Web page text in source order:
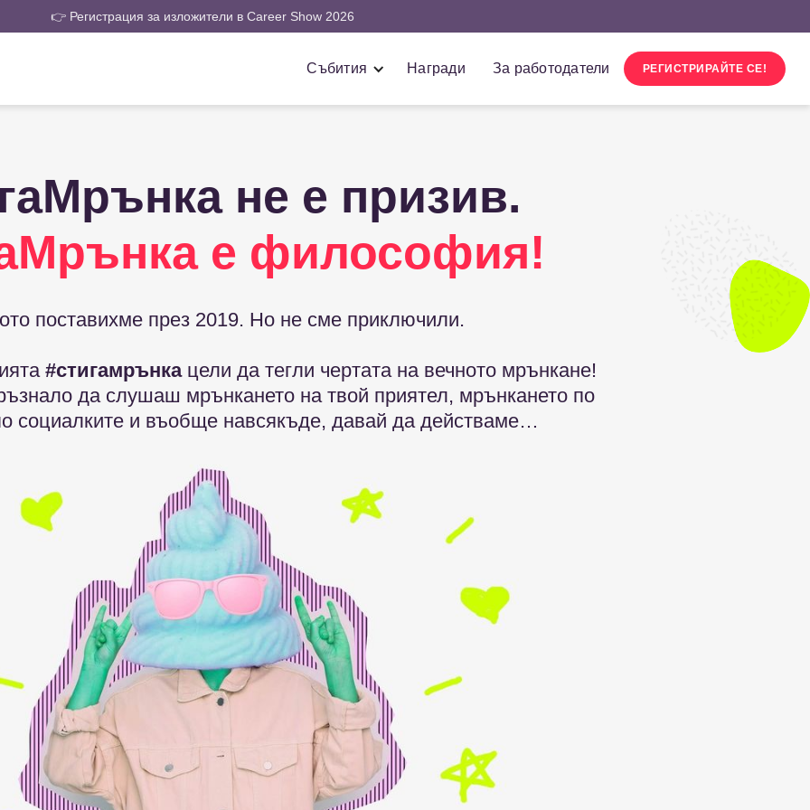
👉 Регистрация за изложители в Career Show 2026
Събития Награди За работодатели РЕГИСТРИРАЙТЕ СЕ!
не е призив.
е философия!
поставихме през 2019. Но не сме приключили.
#стигамрънкацели да тегли чертата на вечното мрънкане!
да слушаш мрънкането на твой приятел, мрънкането по
социалките и въобще навсякъде, давай да действаме…